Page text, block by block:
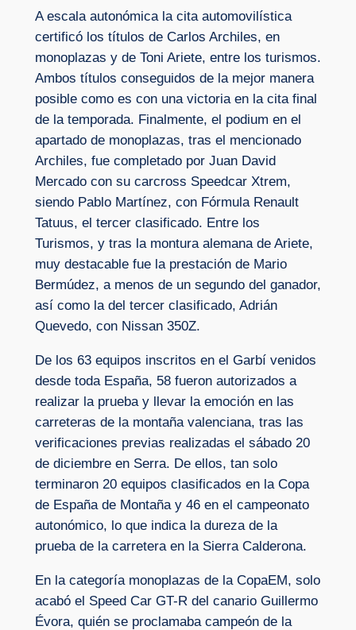
A escala autonómica la cita automovilística
certificó los títulos de Carlos Archiles, en
monoplazas y de Toni Ariete, entre los turismos.
Ambos títulos conseguidos de la mejor manera
posible como es con una victoria en la cita final
de la temporada. Finalmente, el podium en el
apartado de monoplazas, tras el mencionado
Archiles, fue completado por Juan David
Mercado con su carcross Speedcar Xtrem,
siendo Pablo Martínez, con Fórmula Renault
Tatuus, el tercer clasificado. Entre los
Turismos, y tras la montura alemana de Ariete,
muy destacable fue la prestación de Mario
Bermúdez, a menos de un segundo del ganador,
así como la del tercer clasificado, Adrián
Quevedo, con Nissan 350Z.
De los 63 equipos inscritos en el Garbí venidos
desde toda España, 58 fueron autorizados a
realizar la prueba y llevar la emoción en las
carreteras de la montaña valenciana, tras las
verificaciones previas realizadas el sábado 20
de diciembre en Serra. De ellos, tan solo
terminaron 20 equipos clasificados en la Copa
de España de Montaña y 46 en el campeonato
autonómico, lo que indica la dureza de la
prueba de la carretera en la Sierra Calderona.
En la categoría monoplazas de la CopaEM, solo
acabó el Speed Car GT-R del canario Guillermo
Évora, quién se proclamaba campeón de la